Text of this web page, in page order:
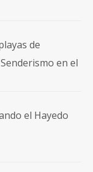
de
en el
el Hayedo